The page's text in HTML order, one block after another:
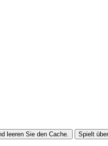
leeren Sie den Cache. Spielt